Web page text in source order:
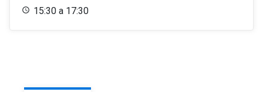
15:30 a 17:30